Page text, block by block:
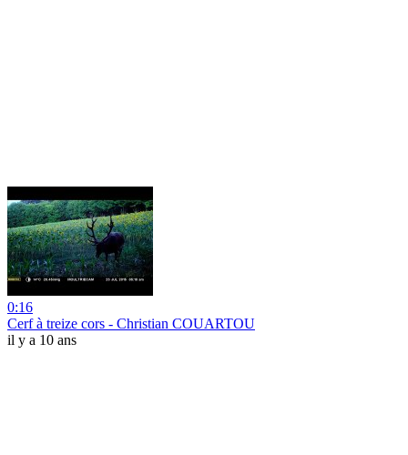
0:16
Cerf à treize cors - Christian COUARTOU
il y a 10 ans